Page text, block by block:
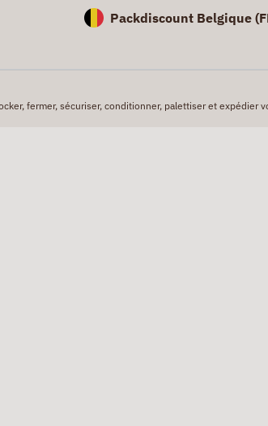
Packdiscount Belgique (
fermer, sécuriser, conditionner, palettiser et